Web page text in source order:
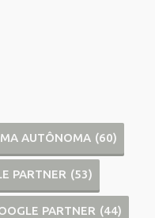
AUTÔNOMA (60)
PARTNER (53)
PARTNER (44)